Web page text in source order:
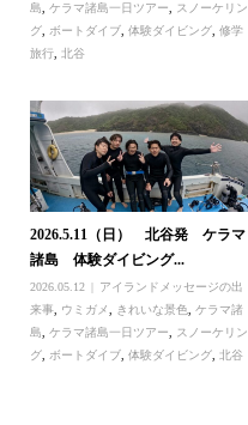
島
ケラマ諸島一日ツアー
スノーケリン
グ, ボートダイブ, 体験ダイビング, 修学
旅行, 北谷
2026.5.11（日） 北谷発 ケラマ
諸島 体験ダイビング...
2026.05.12
アイランドメッセージの出
来事, ウミガメ, きれいな景色, ケラマ諸
島, ケラマ諸島一日ツアー, スノーケリン
グ, ボートダイブ, 体験ダイビング, 北谷